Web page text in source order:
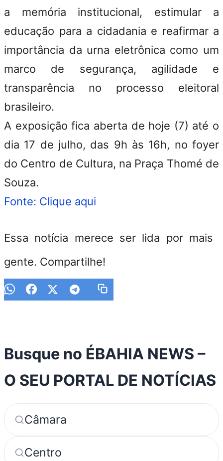
a memória institucional, estimular a
educação para a cidadania e reafirmar a
importância da urna eletrônica como um
marco de segurança, agilidade e
transparência no processo eleitoral
brasileiro.
A exposição fica aberta de hoje (7) até o
dia 17 de julho, das 9h às 16h, no foyer
do Centro de Cultura, na Praça Thomé de
Souza.
Fonte: Clique aqui
Essa notícia merece ser lida por mais
gente. Compartilhe!
Busque no ÉBAHIA NEWS –
O SEU PORTAL DE NOTÍCIAS
Câmara
Centro